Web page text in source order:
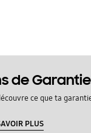
de Garantie
ce que ta
PLUS